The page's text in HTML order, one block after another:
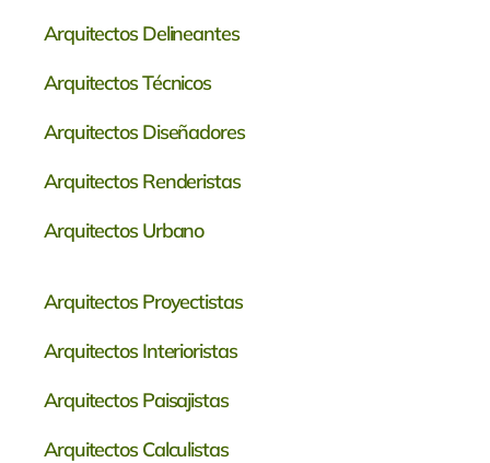
Arquitectos Delineantes
Arquitectos Técnicos
Arquitectos Diseñadores
Arquitectos Renderistas
Arquitectos Urbano
Arquitectos Proyectistas
Arquitectos Interioristas
ArquitectosPaisajistas
Arquitectos Calculistas